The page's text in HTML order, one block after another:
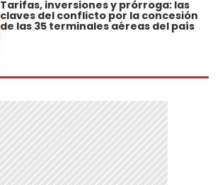
Tarifas, inversiones y prórroga: las
claves del conflicto por la concesión
de las 35 terminales aéreas del país